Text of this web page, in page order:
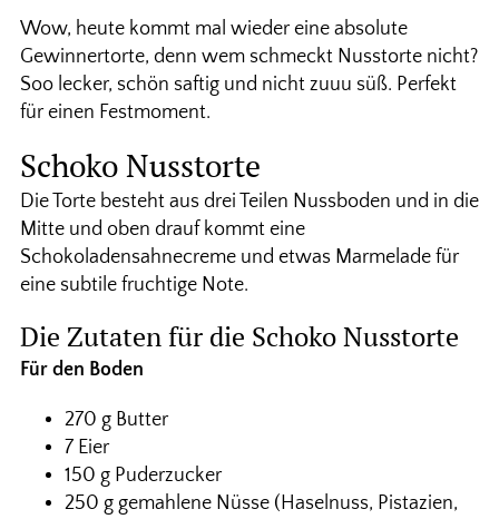
Wow, heute kommt mal wieder eine absolute
Gewinnertorte, denn wem schmeckt Nusstorte nicht?
Soo lecker, schön saftig und nicht zuuu süß. Perfekt
für einen Festmoment.
Schoko Nusstorte
Die Torte besteht aus drei Teilen Nussboden und in die
Mitte und oben drauf kommt eine
Schokoladensahnecreme und etwas Marmelade für
eine subtile fruchtige Note.
Die Zutaten für die Schoko Nusstorte
Für den Boden
270 g Butter
7 Eier
150 g Puderzucker
250 g gemahlene Nüsse (Haselnuss, Pistazien,